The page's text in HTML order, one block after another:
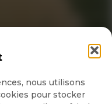
nous utilisons
pour stocker